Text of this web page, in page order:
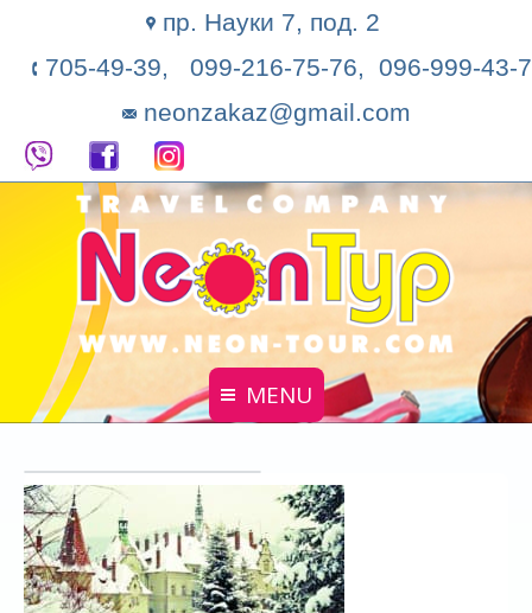
пр. Науки 7, под. 2
705-49-39, 099-216-75-76, 096-999-43-
neonzakaz@gmail.com
MENU
Поиск тура
Автобусные туры